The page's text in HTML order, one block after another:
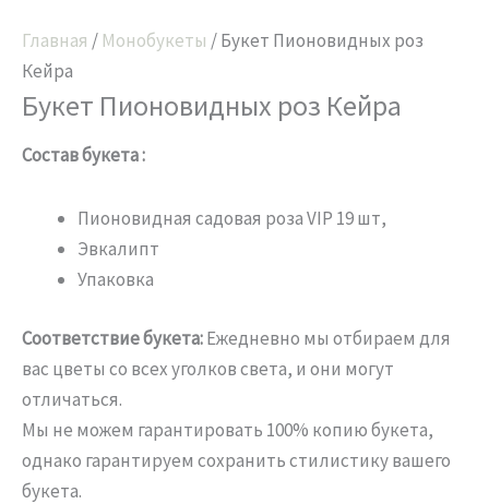
Главная / Монобукеты / Букет Пионовидных роз
Кейра
Букет Пионовидных роз Кейра
Состав букета :
Пионовидная садовая роза VIP 19 шт,
Эвкалипт
Упаковка
Соответствие букета:Ежедневно мы отбираем для
вас цветы со всех уголков света, и они могут
отличаться.
Мы не можем гарантировать 100% копию букета,
однако гарантируем сохранить стилистику вашего
букета.